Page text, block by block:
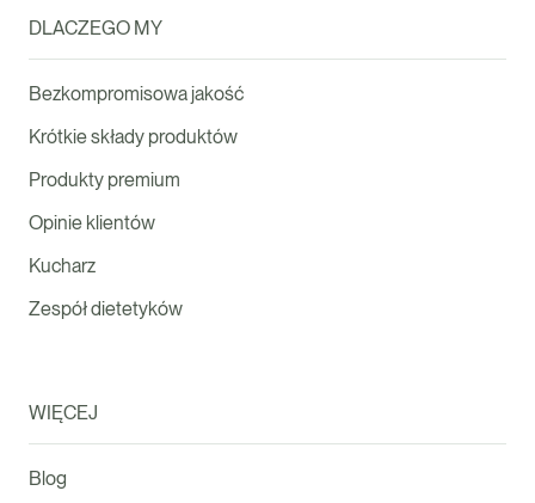
DLACZEGO MY
Bezkompromisowa jakość
Krótkie składy produktów
Produkty premium
Opinie klientów
Kucharz
Zespół dietetyków
WIĘCEJ
Blog